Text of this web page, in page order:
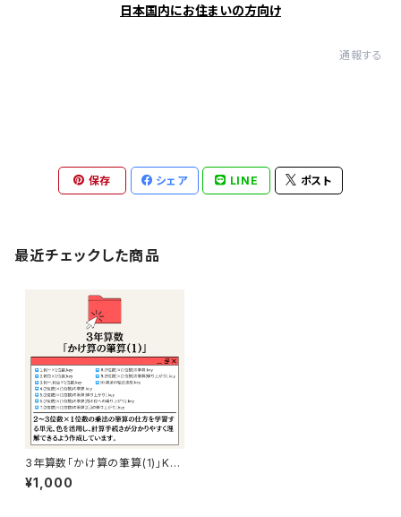
日本国内にお住まいの方向け
通報する
保存 シェア LINE ポスト
最近チェックした商品
3年算数「かけ算の筆算(1)」Ke
ynote
¥1,000